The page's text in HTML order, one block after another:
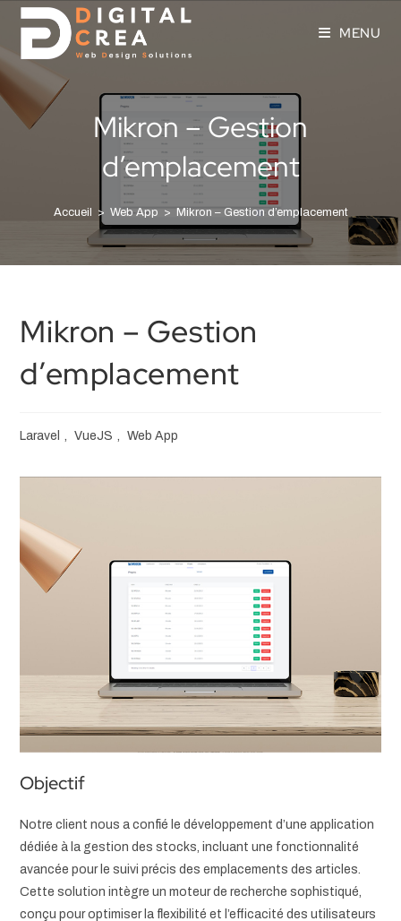
MENU
Mikron – Gestion
d’emplacement
Accueil > Web App > Mikron – Gestion d’emplacement
Mikron – Gestion
d’emplacement
Laravel , VueJS , Web App
Objectif
Notre client nous a confié le développement d’une application
dédiée à la gestion des stocks, incluant une fonctionnalité
avancée pour le suivi précis des emplacements des articles.
Cette solution intègre un moteur de recherche sophistiqué,
conçu pour optimiser la flexibilité et l’efficacité des utilisateurs